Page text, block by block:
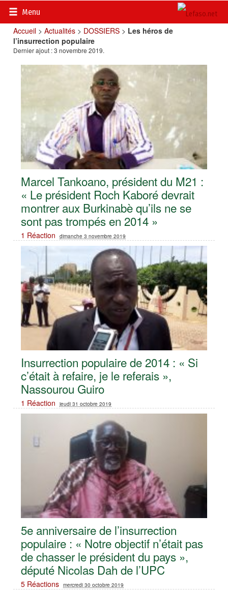
Menu
Accueil >Actualités > DOSSIERS > Les héros de
l’insurrection populaire
Dernier ajout : 3 novembre 2019.
Marcel Tankoano, président du M21 :
« Le président Roch Kaboré devrait
montrer aux Burkinabè qu’ils ne se
sont pas trompés en 2014 »
1 Réaction dimanche 3 novembre 2019
Insurrection populaire de 2014 : « Si
c’était à refaire, je le referais »,
Nassourou Guiro
1 Réaction jeudi 31 octobre 2019
5e anniversaire de l’insurrection
populaire : « Notre objectif n’était pas
de chasser le président du pays »,
député Nicolas Dah de l’UPC
5 Réactions mercredi 30 octobre 2019